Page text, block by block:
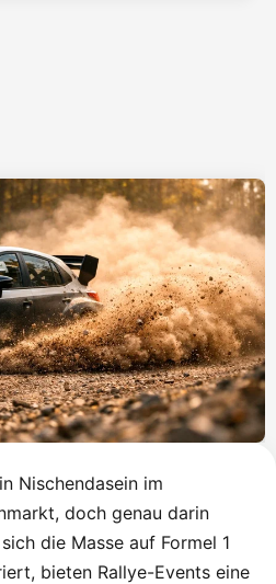
Nischendasein im
doch genau darin
die Masse auf Formel 1
bieten Rallye-Events eine